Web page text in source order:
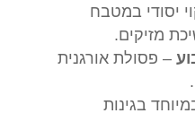
יסודי במטבח
מזיקים.
– פסולת אורגנית
בגינות